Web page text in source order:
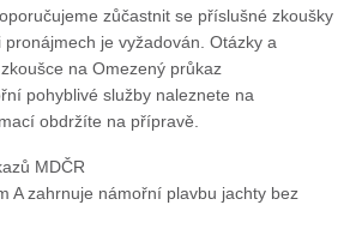
zůčastnit se příslušné zkoušky
je vyžadován. Otázky a
na Omezený průkaz
pohyblivé služby naleznete na
obdržíte na přípravě.
MDČR
A zahrnuje námořní plavbu jachty bez